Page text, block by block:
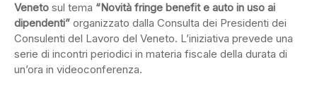
Veneto sul tema “Novità fringe benefit e auto in uso ai
dipendenti” organizzato dalla Consulta dei Presidenti dei
Consulenti del Lavoro del Veneto. L’iniziativa prevede una
serie di incontri periodici in materia fiscale della durata di
un’ora in videoconferenza.